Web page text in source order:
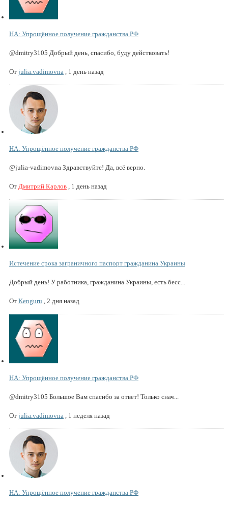
НА: Упрощённое получение гражданства РФ
@dmitry3105 Добрый день, спасибо, буду действовать!
От julia.vadimovna 1 день назад
НА: Упрощённое получение гражданства РФ
@julia-vadimovna Здравствуйте! Да, всё верно.
От Дмитрий Карлов 1 день назад
Истечение срока заграничного паспорт гражданина Украины
Добрый день! У работника, гражданина Украины, есть бесс...
От Kenguru 2 дня назад
НА: Упрощённое получение гражданства РФ
@dmitry3105 Большое Вам спасибо за ответ! Только снач...
От julia.vadimovna 1 неделя назад
НА: Упрощённое получение гражданства РФ